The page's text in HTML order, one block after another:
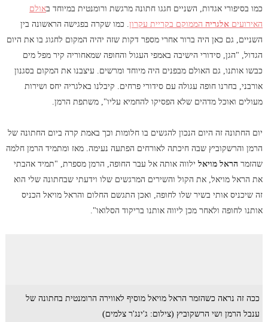
כמו בסיפורי אגדות, השניים חגגו חתונה מרגשת ורומנטית במיוחד באולם
האירועים אלגריההממוקם בקריית עקרון. כמו שקרה בפגישה הראשונה בין
השניים, גם כאן היה ברור אחרי מספר דקות שזה יהיה המקום לחגוג בו את היום
הגדול, "הגן, סידורי הישיבה באמפי העגול והחופה שמאחוריה קיר מפל מים
כבשו אותנו, גם האולם מבפנים היה מיוחד ומרשים. עיצבנו את המקום בסגנון
אורבני, בחרנו חופה עגולה עם סידורי פרחים. קיבלנו באלגריה יחס ושירות
מעולים ואוכל מדהים שלא הפסיקו להחמיא עליו", משתפת הרמן.
יום החתונה זה היום הנכון להגשים בו חלומות וכך באמת קרה ביום החתונה של
הרמן והרשקוביץ שבה חיכתה לאורחים הפתעה נעימה. מאז ומתמיד הרמן חלמה
שהזמר הראל מויאל ילווה אותה אל עבר החופה, הרמן מספרת, "תמיד אהבתי
את הראל מויאל, את הקול והשירים המרגשים שלו וידעתי שבחתונה שלי הוא
זה שיכניס אותי בשיר שלו לחופה, ואכן התגשם החלום והראל מויאל הכניס
אותנו לחופה ולאחר מכן ליווה אותנו בריקוד הסלואו".
ככה זה נראה כשהזמר הראל מויאל מוסיף לאווירה הרומנטית בחתונה של
ענבל הרמן ושי הרשקוביץ (צילום: ג'ינג'ר צלמים)